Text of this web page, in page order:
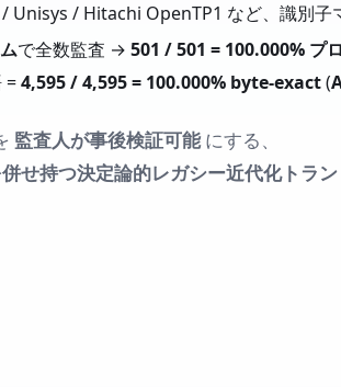
/ Hitachi OpenTP1 など、識別子
で全数監査 →501 / 501 = 100.000% プ
=4,595 / 4,595 = 100.000% byte-exact(
監査人が事後検証可能にする、
持つ決定論的レガシー近代化トラン